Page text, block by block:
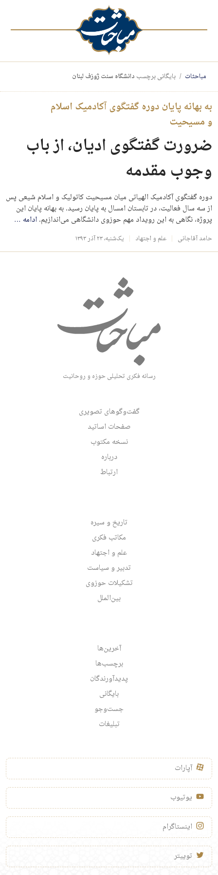
مباحثات بایگانی برچسب دانشگاه سنت ژوزف لبنان
به بهانه پایان دوره گفتگوی آکادمیک اسلام
و مسیحیت
ضرورت گفتگوی ادیان، از باب
وجوب مقدمه
دوره گفتگوی آکادمیک الهیاتی میان مسیحیت کاتولیک و اسلام شیعی پس
از سه سال فعالیت، در تابستان امسال به پایان رسید. به بهانه پایان این
پروژه، نگاهی به این رویداد مهم حوزوی دانشگاهی می‌اندازیم.ادامه …
حامد آقاجانی علم و اجتهاد یک‌شنبه، ۲۳ آذر ۱۳۹۳
رسانه فکری تحلیلی حوزه و روحانیت
گفت‌وگوهای تصویری
صفحات اساتید
نسخه مکتوب
درباره
ارتباط
تاریخ و سیره
مکاتب فکری
علم و اجتهاد
تدبیر و سیاست
تشکیلات حوزوی
بین‌الملل
آخرین‌ها
برچسب‌ها
پدیدآورندگان
بایگانی
جست‌وجو
تبلیغات
آپارات
یوتیوب
اینستاگرام
توییتر